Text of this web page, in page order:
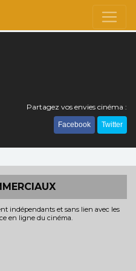
Partagez vos envies cinéma :
Facebook Twitter
indépendants et sans lien avec les
en ligne du cinéma.